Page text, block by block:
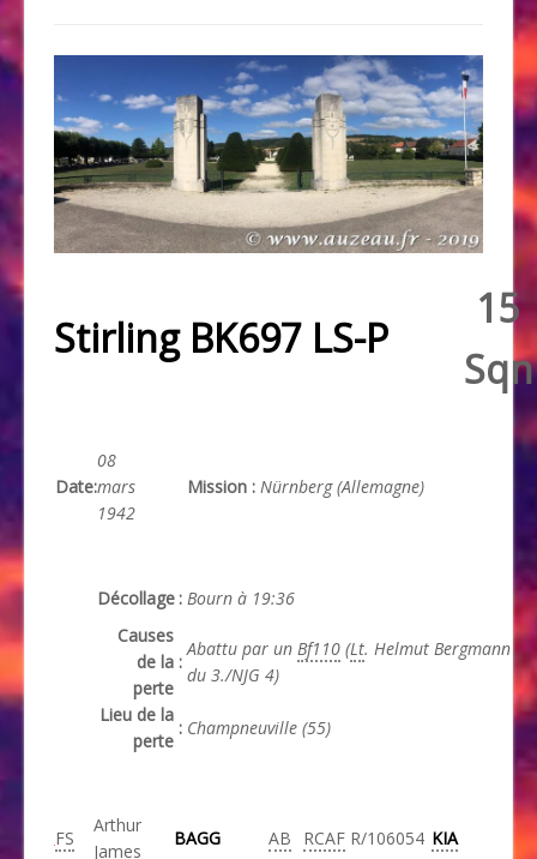
Stirling BK697 LS-P
15
Sqn
Date:
08
mars
1942
Mission : Nürnberg (Allemagne)
Décollage : Bourn à 19:36
Causes
de la
perte
:
Abattu par un Bf110 (Lt. Helmut Bergmann
du 3./NJG 4)
Lieu de la
perte
: Champneuville (55)
FS
Arthur
James
BAGG AB RCAF R/106054 KIA